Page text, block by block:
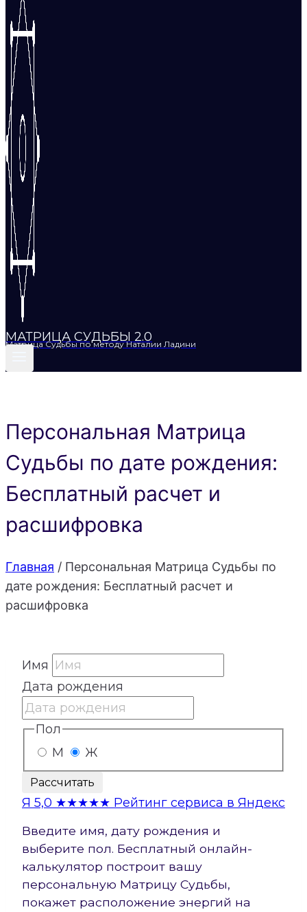
МАТРИЦА СУДЬБЫ 2.0
Матрица Судьбы по методу Наталии Ладини
Персональная Матрица
Судьбы по дате рождения:
Бесплатный расчет и
расшифровка
Главная / Персональная Матрица Судьбы по
дате рождения: Бесплатный расчет и
расшифровка
Имя
Дата рождения
Пол
М
Ж
Рассчитать
Я 5,0 ★★★★★ Рейтинг сервиса в Яндекс
Введите имя, дату рождения и
выберите пол. Бесплатный онлайн-
калькулятор построит вашу
персональную Матрицу Судьбы,
покажет расположение энергий на